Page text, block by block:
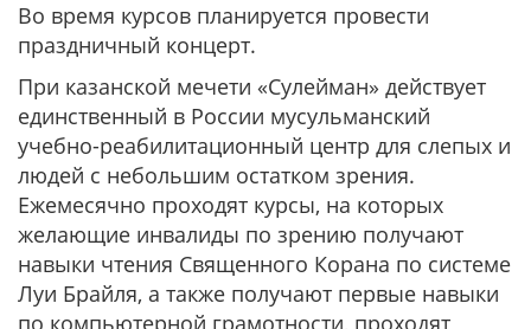
Во время курсов планируется провести
праздничный концерт.
При казанской мечети «Сулейман» действует
единственный в России мусульманский
учебно-реабилитационный центр для слепых и
людей с небольшим остатком зрения.
Ежемесячно проходят курсы, на которых
желающие инвалиды по зрению получают
навыки чтения Священного Корана по системе
Луи Брайля, а также получают первые навыки
по компьютерной грамотности, проходят